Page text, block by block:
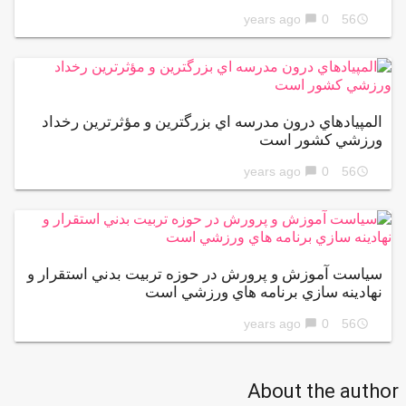
access_time
56 years ago
chat_bubble 0
المپيادهاي درون مدرسه اي بزرگترين و مؤثرترين رخداد
ورزشي كشور است
access_time
56 years ago
chat_bubble 0
سياست آموزش و پرورش در حوزه تربيت بدني استقرار و
نهادينه سازي برنامه هاي ورزشي است
access_time
56 years ago
chat_bubble 0
About the author